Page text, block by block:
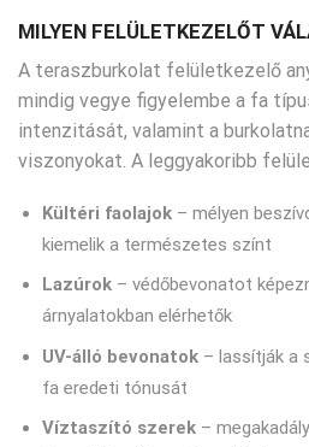
MILYEN FELÜLETKEZELŐT
A teraszburkolat felületkezelő
mindig vegye figyelembe a fa
intenzitását, valamint a
viszonyokat. A leggyakoribb
Kültéri faolajok – mélyen
kiemelik a természetes színt
Lazúrok – védőbevonatot
árnyalatokban elérhetők
UV-álló bevonatok – lassítják a
fa eredeti tónusát
Víztaszító szerek –